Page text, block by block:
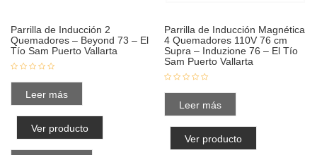
Parrilla de Inducción 2
Quemadores – Beyond 73 – El
Tío Sam Puerto Vallarta
Leer más
Ver producto
Parrilla de Inducción Magnética
4 Quemadores 110V 76 cm
Supra – Induzione 76 – El Tío
Sam Puerto Vallarta
Leer más
Ver producto